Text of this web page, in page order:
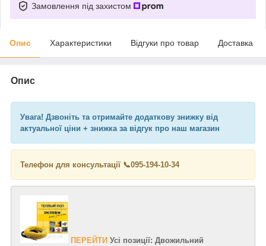
Замовлення під захистом
Опис Характеристики Відгуки про товар Доставка
Опис
Увага! Дзвоніть та отримайте додаткову знижку від
актуальної ціни + знижка за відгук про наш магазин
Телефон для консультації 📞095-194-10-34
ПЕРЕЙТИ Усі позиції: Двожильний